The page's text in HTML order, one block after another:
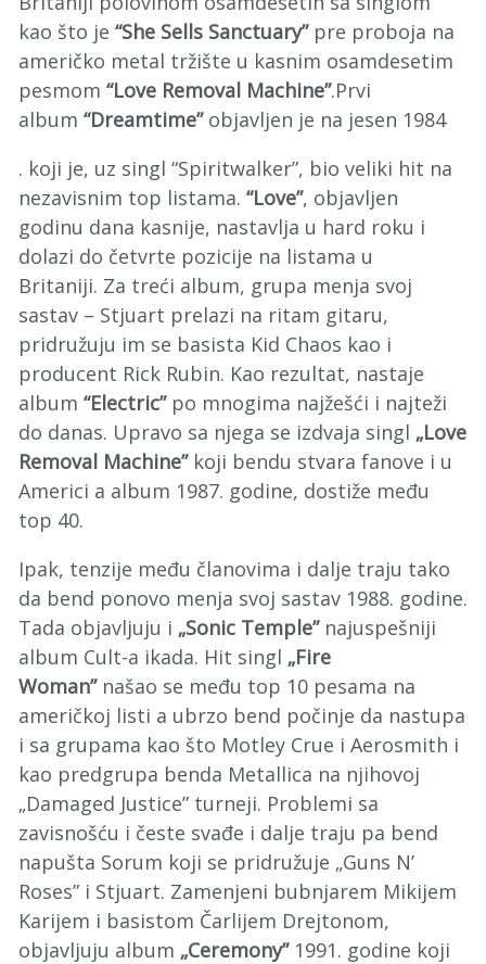
kao što je “She Sells Sanctuary”pre proboja na
američko metal tržište u kasnim osamdesetim
pesmom “Love Removal Machine”.Prvi
album “Dreamtime”objavljen je na jesen 1984
. koji je, uz singl “Spiritwalker”, bio veliki hit na
nezavisnim top listama. “Love”, objavljen
godinu dana kasnije, nastavlja u hard roku i
dolazi do četvrte pozicije na listama u
Britaniji. Za treći album, grupa menja svoj
sastav – Stjuart prelazi na ritam gitaru,
pridružuju im se basista Kid Chaos kao i
producent Rick Rubin. Kao rezultat, nastaje
album “Electric”po mnogima najžešći i najteži
do danas. Upravo sa njega se izdvaja singl „Love
Removal Machine” koji bendu stvara fanove i u
Americi a album 1987. godine, dostiže među
top 40.
Ipak, tenzije među članovima i dalje traju tako
da bend ponovo menja svoj sastav 1988. godine.
Tada objavljuju i „Sonic Temple”najuspešniji
album Cult-a ikada. Hit singl „Fire
Woman”našao se među top 10 pesama na
američkoj listi a ubrzo bend počinje da nastupa
i sa grupama kao što Motley Crue i Aerosmith i
kao predgrupa benda Metallica na njihovoj
„Damaged Justice” turneji. Problemi sa
zavisnošću i česte svađe i dalje traju pa bend
napušta Sorum koji se pridružuje „Guns N’
Roses” i Stjuart. Zamenjeni bubnjarem Mikijem
Karijem i basistom Čarlijem Drejtonom,
objavljuju album „Ceremony”1991. godine koji